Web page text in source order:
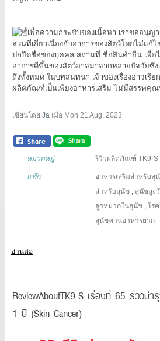
เพื่อความกระชับของเนื้อหา เราขออนุ
ส่วนที่เกี่ยวเนื่องกับอาการของสัตว์โดยไม่แก้
ปกปิดชื่อของบุคคล สถานที่ ชื่อสินค้าอื่น เพื่อไ
อาการดีขึ้นของสัตว์อาจมาจากหลายปัจจัยซึ่ง
ถึงทั้งหมด ในบทสนทนา เจ้าของเรื่องอาจเรี
ผลิตภัณฑ์เป็นเพียงอาหารเสริม ไม่มีสรรพคุณ
เขียนโดย Jaเมื่อ Mon 21 Aug, 2023
หมวดหมู่ รีวิวผลิตภัณฑ์ TK9-S
แท๊ก: อาหารเสริมสำหรับสุ
สำหรับสุนัข , สุนัชสูง
ลูกหมากในสุนัข ,โร
สุนัขทานอาหารยาก
อ่านต่อ
ReviewAboutTK9-S เรื่องที่ 65 รีวิวบำ
1 ปี (Skin Cancer)